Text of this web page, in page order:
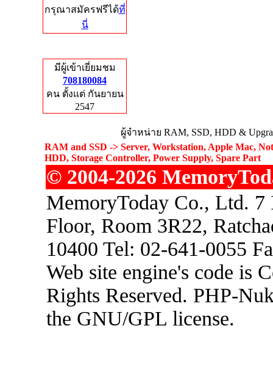
กรุณาสมัครฟรีได้ที่
นี่
มีผู้เข้าเยี่ยมชม
708180084
คน ตั้งแต่ กันยายน
2547
ผู้จำหน่าย RAM, SSD, HDD &
RAM and SSD -> Server, Workstation, Apple Mac,
HDD, Storage Controller, Power Supply, Spare Part
© 2004-2026
MemoryToday Co., Ltd.
Floor, Room 3R22,
10400 Tel: 02-641-0055
Web site engine's code is
Rights Reserved. PHP-
the GNU/GPL license.